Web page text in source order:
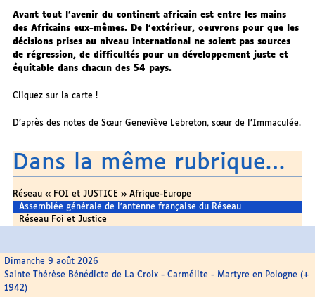
Avant tout l’avenir du continent africain est entre les mains
des Africains eux-mêmes. De l’extérieur, oeuvrons pour que les
décisions prises au niveau international ne soient pas sources
de régression, de difficultés pour un développement juste et
équitable dans chacun des 54 pays.
Cliquez sur la carte !
D’après des notes de Sœur Geneviève Lebreton, sœur de l’Immaculée.
Dans la même rubrique…
Réseau « FOI et JUSTICE » Afrique-Europe
Assemblée générale de l’antenne française du Réseau
Réseau Foi et Justice
Dimanche 9 août 2026
Sainte Thérèse Bénédicte de La Croix - Carmélite - Martyre en Pologne (+
1942)